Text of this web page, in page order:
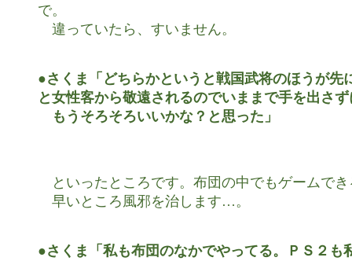
で。
違っていたら、すいません。
●さくま「どちらかというと戦国武将のほうが先
と女性客から敬遠されるのでいままで手を出さ
もうそろそろいいかな？と思った」
といったところです。布団の中でもゲームで
早いところ風邪を治します…。
●さくま「私も布団のなかでやってる。ＰＳ２も